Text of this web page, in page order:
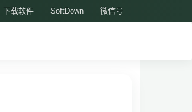
下载软件 SoftDown 微信号